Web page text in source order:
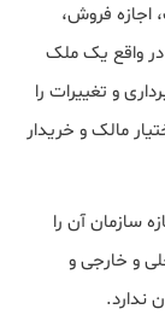
اجازه فروش،
در واقع یک ملک
و تغییرات را
مالک و خریدار
سازمان آن را
و خارجی و
ندارد.